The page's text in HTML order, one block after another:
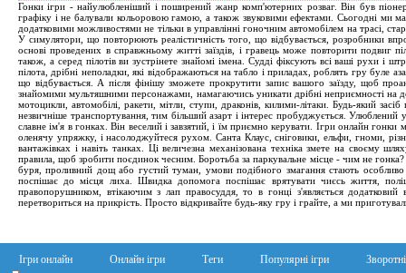
Гонки ігри - найулюбленіший і поширений жанр комп'ютерних розваг. Він був
графіку і не балували кольоровою гамою, а також звуковими ефектами. Сьогодні ми
додатковими можливостями не тільки в управлінні гоночним автомобілем на трасі,
У симулятори, що повторюють реалістичність того, що відбувається, розробники
основі проведених в справжньому житті заїздів, і гравець може повторити подвиг
також, а серед пілотів ви зустрінете знайомі імена. Судді фіксують всі ваші рухи і
пілота, дрібні неполадки, які відображаються на табло і приладах, роблять гру
що відбувається. А після фінішу зможете прокрутити запис вашого заїзду, щоб
знайомими мультяшними персонажами, намагаючись уникати дрібні неприємності на
мотоцикли, автомобілі, ракети, мітли, ступи, драконів, килими-літаки. Будь-який
незвичніше транспортування, тим більший азарт і інтерес пробуджується.
славне ім'я в гонках. Він веселий і завзятий, і їм приємно керувати. Ігри онлайн
оленячу упряжку, і насолоджуйтеся рухом. Санта Клаус, сніговики, ельфи, гноми,
вантажівках і навіть танках. Ці величезна механізована техніка змете на своєму
правила, щоб зробити поєдинок чесним. Боротьба за паркувальне місце - чим не
буря, проливний дощ або густий туман, умови подібного змагання стають
поспішає до місця лиха. Швидка допомога поспішає врятувати чиєсь життя,
правопорушником, втікаючим з лап правосуддя, то в гонці з'являється
перетвориться на прикрість. Просто відкривайте будь-яку гру і грайте, а ми
Ігри онлайн Онлайн ігри Теги Популярні ігри